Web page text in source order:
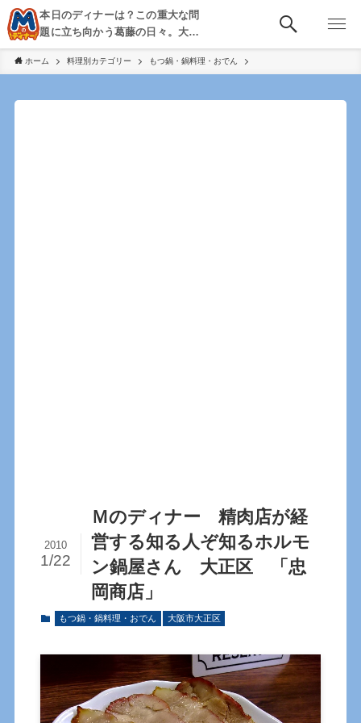
本日のディナーは？この重大な問
題に立ち向かう葛藤の日々。大
阪・京都・神戸を中心とした食べ
歩き、飲み歩きを綴る。
ホーム 料理別カテゴリー もつ鍋・鍋料理・おでん
Ｍのディナー 精肉店が経
営する知る人ぞ知るホルモ
ン鍋屋さん 大正区 「忠
岡商店」
2010
1/22
もつ鍋・鍋料理・おでん 大阪市大正区